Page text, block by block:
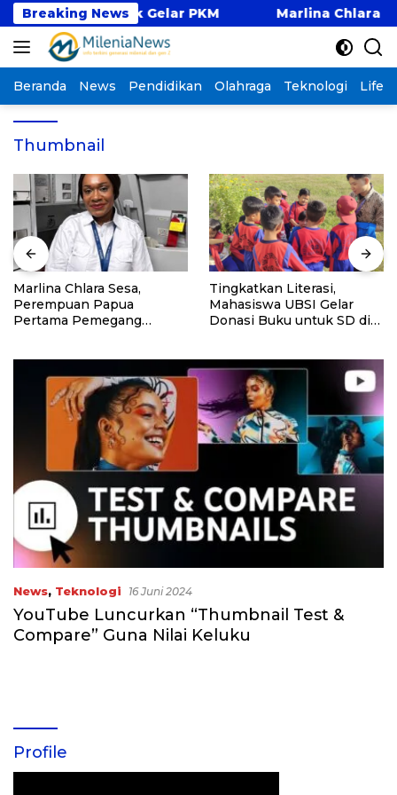
Langsung
ke
konten
Breaking News
Pontianak Gelar PKM Marlina Chlara
Beranda News Pendidikan Olahraga Teknologi
Thumbnail
Marlina Chlara Sesa,
Perempuan Papua
Pertama Pemegang
Tingkatkan Literasi,
Mahasiswa UBSI Gelar
Donasi Buku untuk SD di
News, Teknologi 16 Juni 2024
YouTube Luncurkan “Thumbnail Test &
Compare” Guna Nilai Keluku
Profile